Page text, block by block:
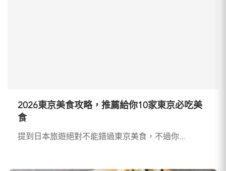
2026東京美食攻略，推薦給你10家東京必吃美
食
提到日本旅遊絕對不能錯過東京美食，不過你...